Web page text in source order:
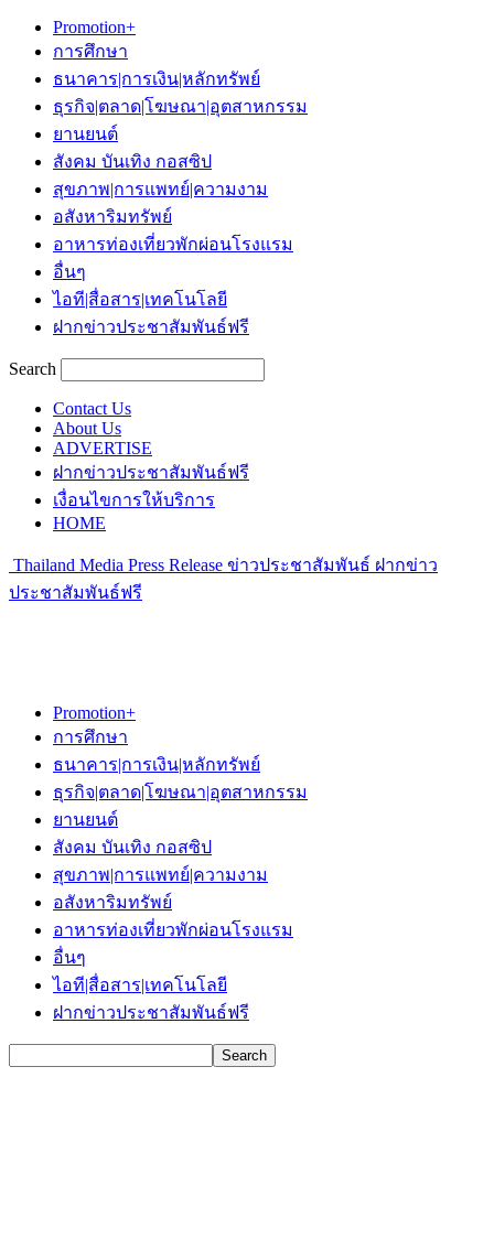
Promotion+
การศึกษา
ธนาคาร|การเงิน|หลักทรัพย์
ธุรกิจ|ตลาด|โฆษณา|อุตสาหกรรม
ยานยนต์
สังคม บันเทิง กอสซิป
สุขภาพ|การแพทย์|ความงาม
อสังหาริมทรัพย์
อาหารท่องเที่ยวพักผ่อนโรงแรม
อื่นๆ
ไอที|สื่อสาร|เทคโนโลยี
ฝากข่าวประชาสัมพันธ์ฟรี
Search
Contact Us
About Us
ADVERTISE
ฝากข่าวประชาสัมพันธ์ฟรี
เงื่อนไขการให้บริการ
HOME
Thailand Media Press Release ข่าวประชาสัมพันธ์ ฝากข่าว
ประชาสัมพันธ์ฟรี
Promotion+
การศึกษา
ธนาคาร|การเงิน|หลักทรัพย์
ธุรกิจ|ตลาด|โฆษณา|อุตสาหกรรม
ยานยนต์
สังคม บันเทิง กอสซิป
สุขภาพ|การแพทย์|ความงาม
อสังหาริมทรัพย์
อาหารท่องเที่ยวพักผ่อนโรงแรม
อื่นๆ
ไอที|สื่อสาร|เทคโนโลยี
ฝากข่าวประชาสัมพันธ์ฟรี